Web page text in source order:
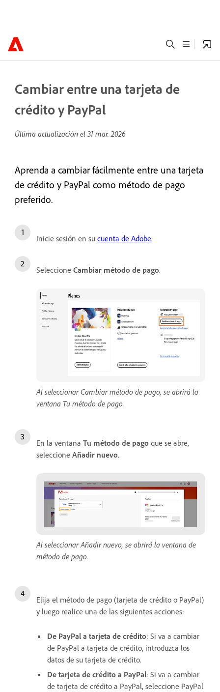
Cambiar entre una tarjeta de
crédito y PayPal
Última actualización el 31 mar. 2026
Aprenda a cambiar fácilmente entre una tarjeta
de crédito y PayPal como método de pago
preferido.
Inicie sesión en su cuenta de Adobe.
Seleccione Cambiar método de pago.
Al seleccionar Cambiar método de pago, se abrirá la
ventana Tu método de pago.
En la ventana Tu método de pago que se abre,
seleccione Añadir nuevo.
Al seleccionar Añadir nuevo, se abrirá la ventana de
método de pago.
Elija el método de pago (tarjeta de crédito o PayPal)
y luego realice una de las siguientes acciones:
De PayPal a tarjeta de crédito: Si va a cambiar
de PayPal a tarjeta de crédito, introduzca los
datos de su tarjeta de crédito.
De tarjeta de crédito a PayPal: Si va a cambiar
de tarjeta de crédito a PayPal, seleccione PayPal